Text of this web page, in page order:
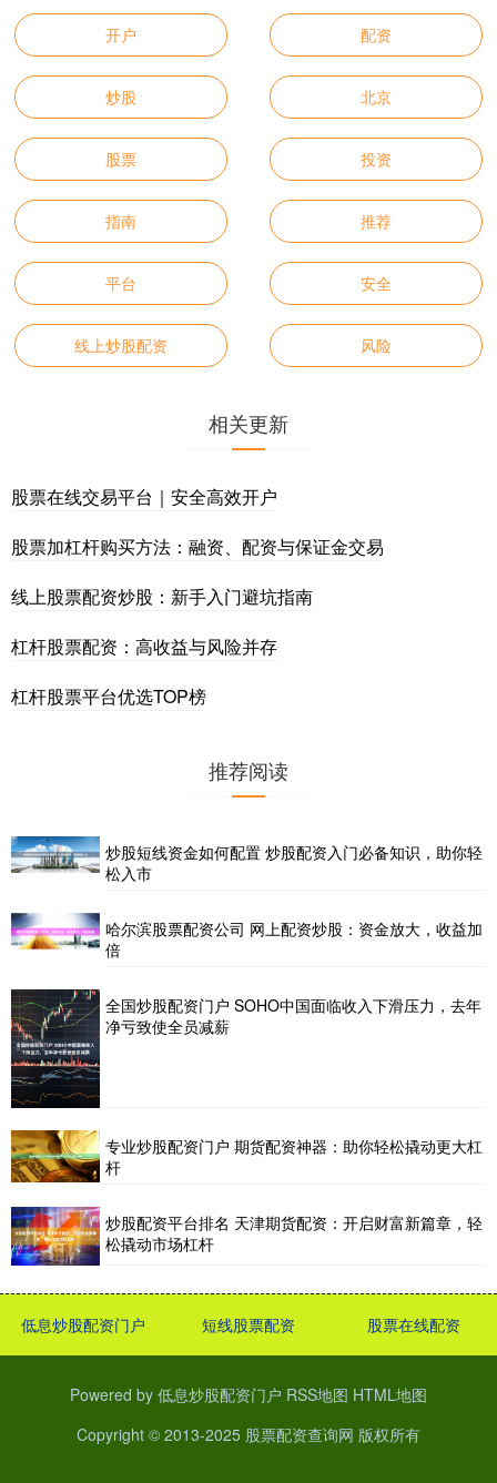
开户 配资
炒股 北京
股票 投资
指南 推荐
平台 安全
线上炒股配资 风险
相关更新
股票在线交易平台｜安全高效开户
股票加杠杆购买方法：融资、配资与保证金交易
线上股票配资炒股：新手入门避坑指南
杠杆股票配资：高收益与风险并存
杠杆股票平台优选TOP榜
推荐阅读
炒股短线资金如何配置 炒股配资入门必备知识，助你轻
松入市
哈尔滨股票配资公司 网上配资炒股：资金放大，收益加
倍
全国炒股配资门户 SOHO中国面临收入下滑压力，去年
净亏致使全员减薪
专业炒股配资门户 期货配资神器：助你轻松撬动更大杠
杆
炒股配资平台排名 天津期货配资：开启财富新篇章，轻
松撬动市场杠杆
低息炒股配资门户 短线股票配资 股票在线配资
Powered by 低息炒股配资门户 RSS地图 HTML地图
Copyright © 2013-2025 股票配资查询网 版权所有